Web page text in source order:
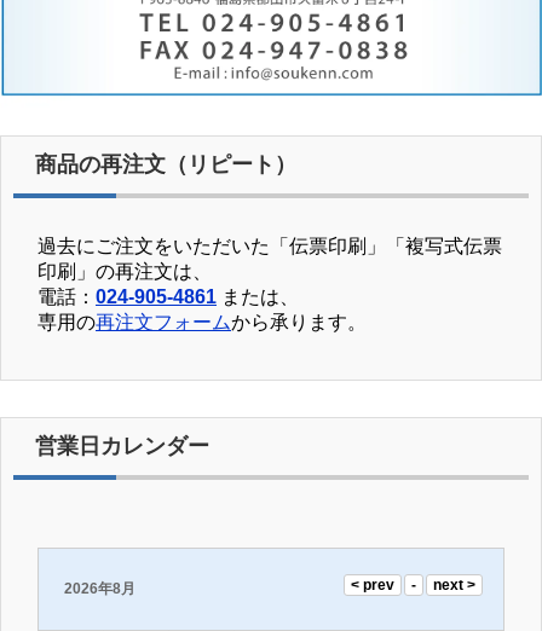
商品の再注文（リピート）
過去にご注文をいただいた「伝票印刷」「複写式伝票
印刷」の再注文は、
電話： 024-905-4861 または、
専用の再注文フォームから承ります。
営業日カレンダー
2026年8月